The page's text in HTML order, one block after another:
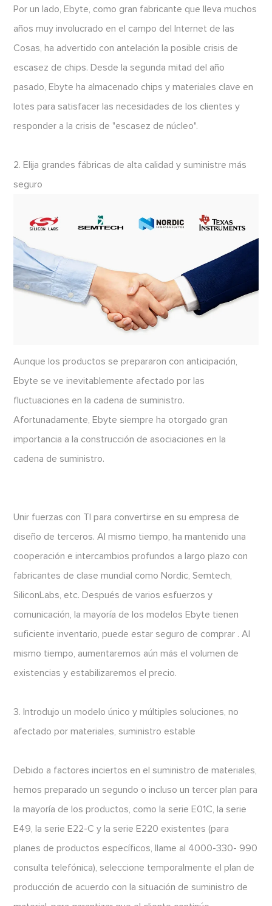
Por un lado, Ebyte, como gran fabricante que lleva muchos
años muy involucrado en el campo del Internet de las
Cosas, ha advertido con antelación la posible crisis de
escasez de chips. Desde la segunda mitad del año
pasado, Ebyte ha almacenado chips y materiales clave en
lotes para satisfacer las necesidades de los clientes y
responder a la crisis de "escasez de núcleo".
2. Elija grandes fábricas de alta calidad y suministre más
seguro
Aunque los productos se prepararon con anticipación,
Ebyte se ve inevitablemente afectado por las
fluctuaciones en la cadena de suministro.
Afortunadamente, Ebyte siempre ha otorgado gran
importancia a la construcción de asociaciones en la
cadena de suministro.
Unir fuerzas con TI para convertirse en su empresa de
diseño de terceros. Al mismo tiempo, ha mantenido una
cooperación e intercambios profundos a largo plazo con
fabricantes de clase mundial como Nordic, Semtech,
SiliconLabs, etc. Después de varios esfuerzos y
comunicación, la mayoría de los modelos Ebyte tienen
suficiente inventario, puede estar seguro de comprar . Al
mismo tiempo, aumentaremos aún más el volumen de
existencias y estabilizaremos el precio.
3. Introdujo un modelo único y múltiples soluciones, no
afectado por materiales, suministro estable
Debido a factores inciertos en el suministro de materiales,
hemos preparado un segundo o incluso un tercer plan para
la mayoría de los productos, como la serie E01C, la serie
E49, la serie E22-C y la serie E220 existentes (para
planes de productos específicos, llame al 4000-330- 990
consulta telefónica), seleccione temporalmente el plan de
producción de acuerdo con la situación de suministro de